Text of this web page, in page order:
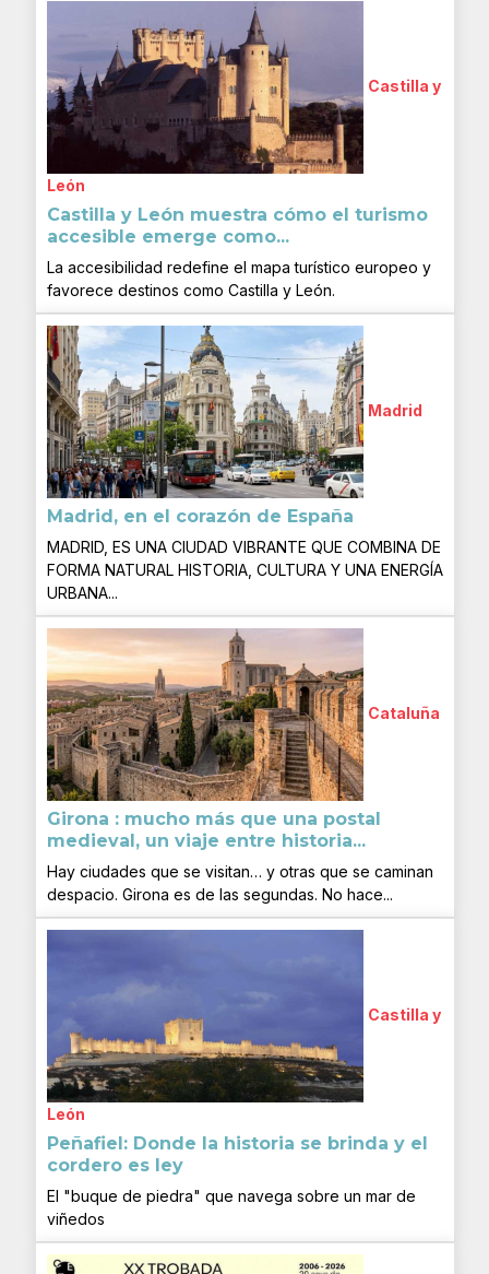
Castilla y
León
Castilla y León muestra cómo el turismo
accesible emerge como...
La accesibilidad redefine el mapa turístico europeo y
favorece destinos como Castilla y León.
Madrid
Madrid, en el corazón de España
MADRID, ES UNA CIUDAD VIBRANTE QUE COMBINA DE
FORMA NATURAL HISTORIA, CULTURA Y UNA ENERGÍA
URBANA...
Cataluña
Girona : mucho más que una postal
medieval, un viaje entre historia...
Hay ciudades que se visitan… y otras que se caminan
despacio. Girona es de las segundas. No hace...
Castilla y
León
Peñafiel: Donde la historia se brinda y el
cordero es ley
El "buque de piedra" que navega sobre un mar de
viñedos